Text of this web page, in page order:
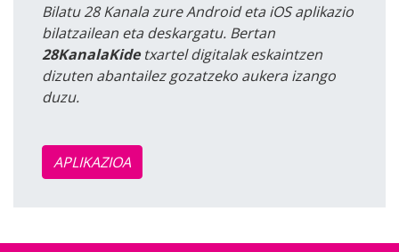
Bilatu 28 Kanala zure Android eta iOS aplikazio
bilatzailean eta deskargatu. Bertan
28KanalaKidetxartel digitalak eskaintzen
dizuten abantailez gozatzeko aukera izango
duzu.
APLIKAZIOA